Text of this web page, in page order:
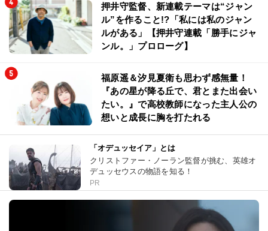
押井守監督、新連載テーマは“ジャン
ル”を作ること!?「私には私のジャン
ルがある」【押井守連載「勝手にジャ
ンル。」プロローグ】
福原遥＆汐見夏衛も思わず感無量！
『あの星が降る丘で、君とまた出会い
たい。』で高校教師になった主人公の
想いと成長に胸を打たれる
「オデュッセイア」とは
クリストファー・ノーラン監督が挑む、英雄オ
デュッセウスの物語を知る！
PR